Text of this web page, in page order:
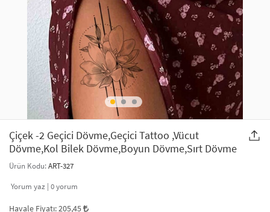
SAÇ AKSESUARLARI
GELİN / DÜĞÜN AKSESUARLARI
TELEFON ASKISI
MAKYAJ ÇANTASI
ŞAL VE FULAR
ODA KOKUSU VE MUM
PARTİ SÜSLERİ
YILBAŞI ÜRÜNLERİ
KULLAN AT TABAK BARDAK SETİ
Çiçek -2 Geçici Dövme,Geçici Tattoo ,Vücut
Dövme,Kol Bilek Dövme,Boyun Dövme,Sırt Dövme
Ürün Kodu:ART-327
Yorum yaz | 0yorum
Havale Fiyatı:205,45